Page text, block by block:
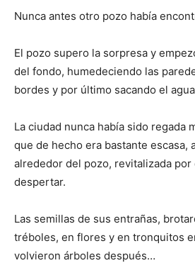
Nunca antes otro pozo había
El pozo supero la sorpresa y
del fondo, humedeciendo las
bordes y por último sacando el
La ciudad nunca había sido regada
que de hecho era bastante escasa,
alrededor del pozo, revitalizada por
despertar.
Las semillas de sus entrañas,
tréboles, en flores y en tronquitos
volvieron árboles después…